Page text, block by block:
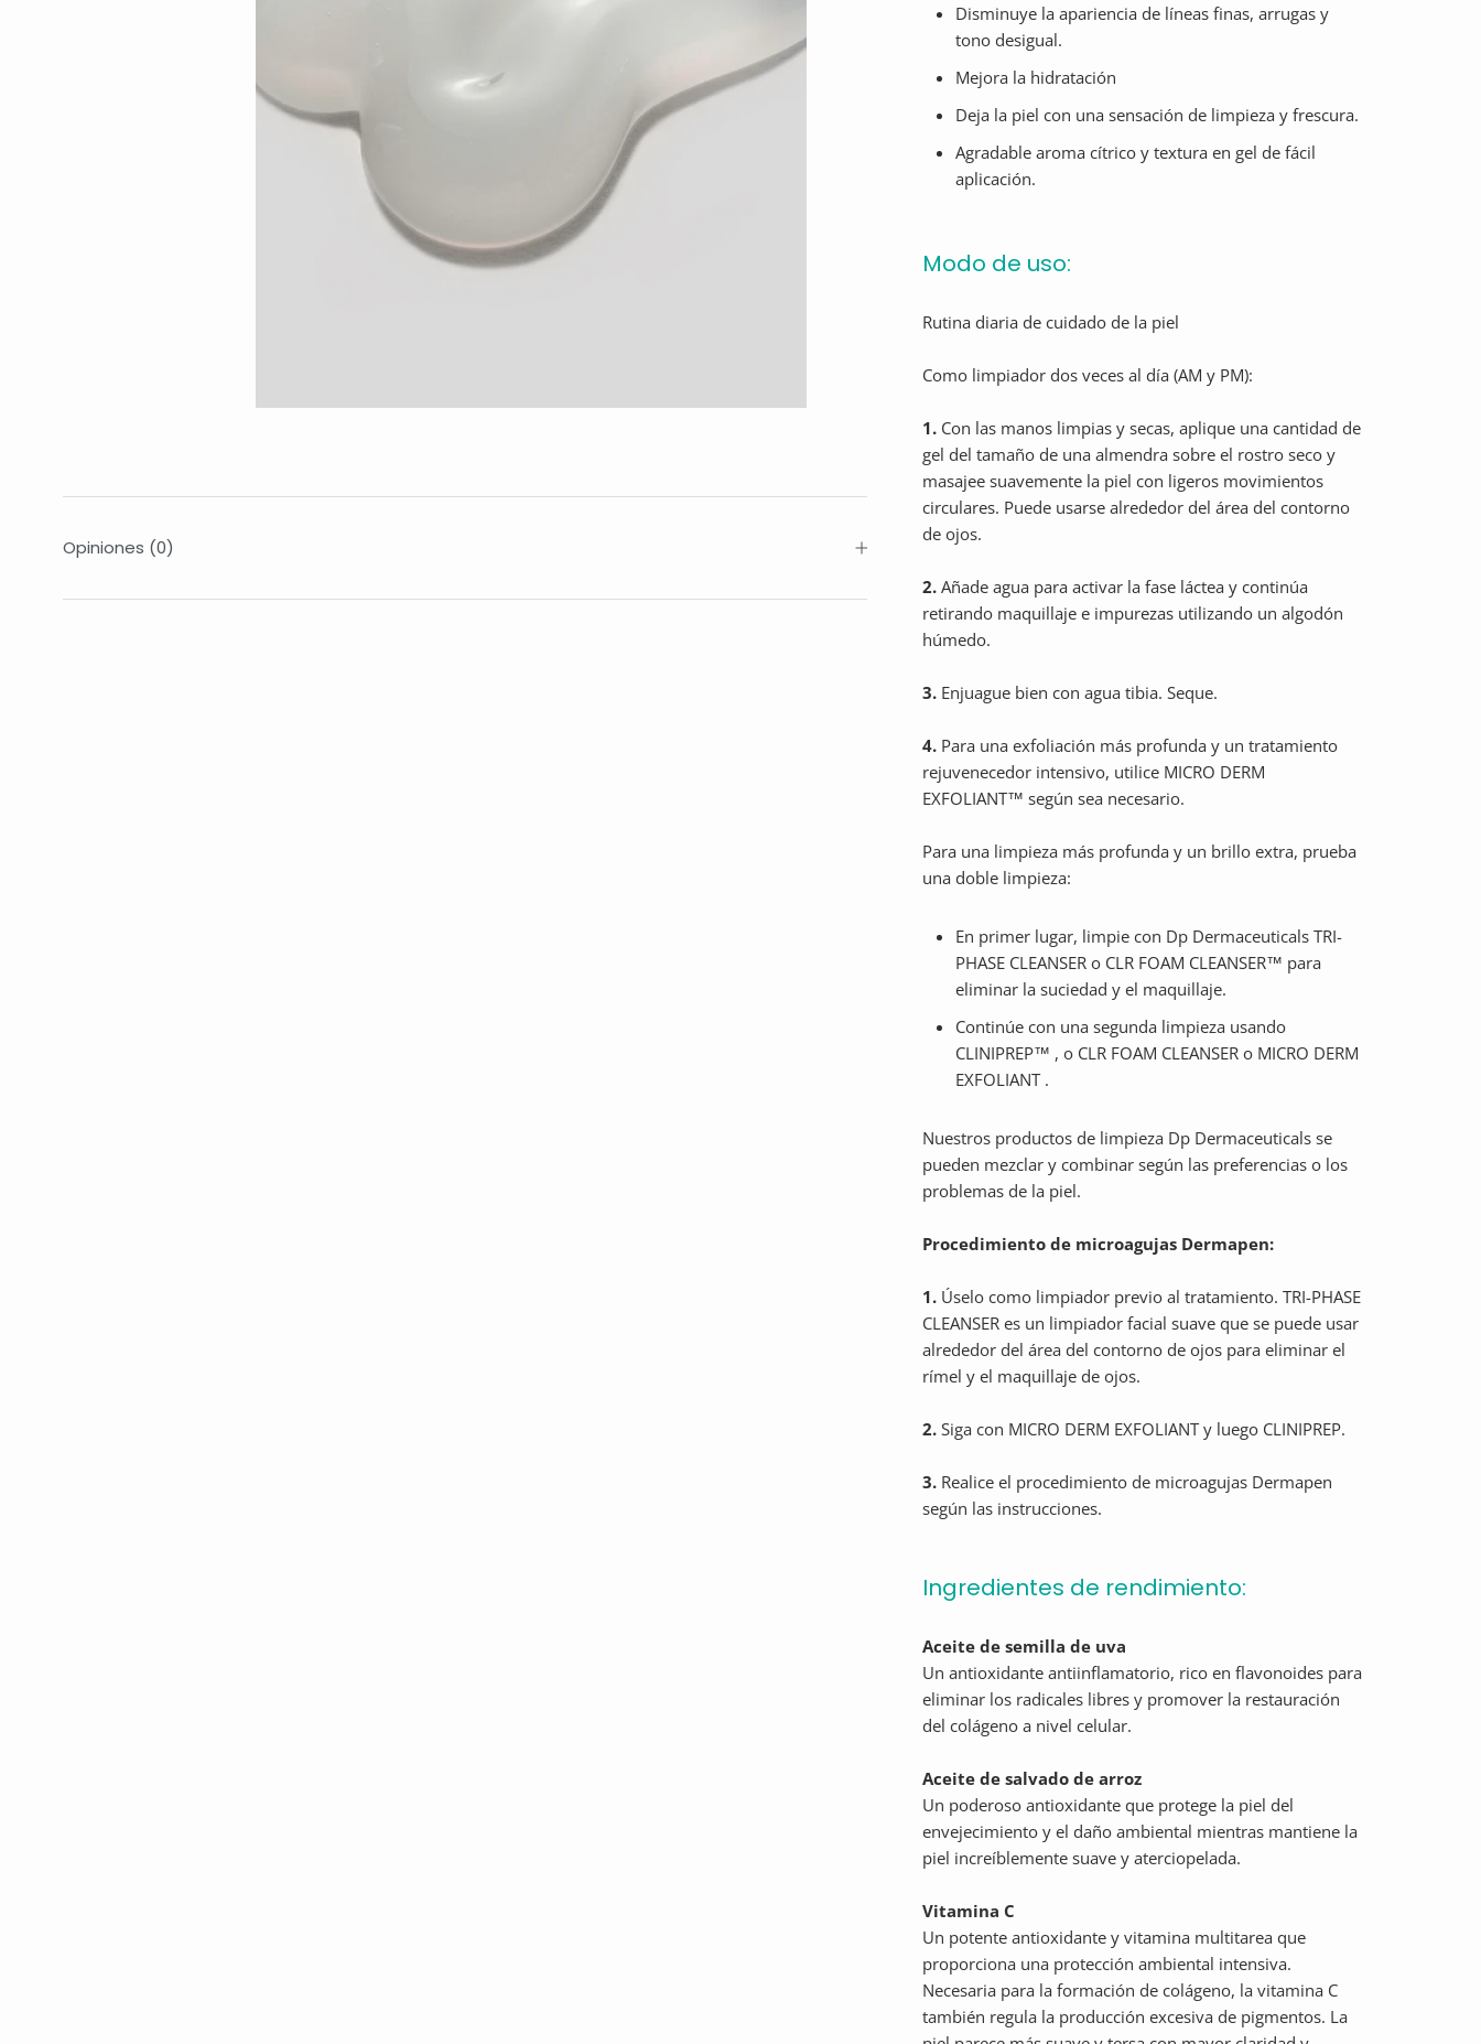
Disminuye la apariencia de líneas finas, arrugas y
tono desigual.
Mejora la hidratación
Deja la piel con una sensación de limpieza y frescura.
Agradable aroma cítrico y textura en gel de fácil
aplicación.
Modo de uso:
Rutina diaria de cuidado de la piel
Como limpiador dos veces al día (AM y PM):
1. Con las manos limpias y secas, aplique una cantidad de
gel del tamaño de una almendra sobre el rostro seco y
masajee suavemente la piel con ligeros movimientos
circulares. Puede usarse alrededor del área del contorno
de ojos.
2. Añade agua para activar la fase láctea y continúa
retirando maquillaje e impurezas utilizando un algodón
húmedo.
3. Enjuague bien con agua tibia. Seque.
4. Para una exfoliación más profunda y un tratamiento
rejuvenecedor intensivo, utilice MICRO DERM
EXFOLIANT™ según sea necesario.
Para una limpieza más profunda y un brillo extra, prueba
una doble limpieza:
En primer lugar, limpie con Dp Dermaceuticals TRI-
PHASE CLEANSER o CLR FOAM CLEANSER™ para
eliminar la suciedad y el maquillaje.
Continúe con una segunda limpieza usando
CLINIPREP™ , o CLR FOAM CLEANSER o MICRO DERM
EXFOLIANT .
Nuestros productos de limpieza Dp Dermaceuticals se
pueden mezclar y combinar según las preferencias o los
problemas de la piel.
Procedimiento de microagujas Dermapen:
1. Úselo como limpiador previo al tratamiento. TRI-PHASE
CLEANSER es un limpiador facial suave que se puede usar
alrededor del área del contorno de ojos para eliminar el
rímel y el maquillaje de ojos.
2. Siga con MICRO DERM EXFOLIANT y luego CLINIPREP.
3. Realice el procedimiento de microagujas Dermapen
según las instrucciones.
Ingredientes de rendimiento:
Aceite de semilla de uva
Un antioxidante antiinflamatorio, rico en flavonoides para
eliminar los radicales libres y promover la restauración
del colágeno a nivel celular.
Aceite de salvado de arroz
Un poderoso antioxidante que protege la piel del
envejecimiento y el daño ambiental mientras mantiene la
piel increíblemente suave y aterciopelada.
Vitamina C
Un potente antioxidante y vitamina multitarea que
proporciona una protección ambiental intensiva.
Necesaria para la formación de colágeno, la vitamina C
también regula la producción excesiva de pigmentos. La
Opiniones (0)